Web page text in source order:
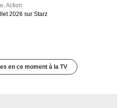
,Action
2026 sur Starz
en ce moment à la TV